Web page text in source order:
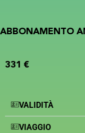
ABBONAMENTO
331 €
VALIDITÀ
VIAGGIO